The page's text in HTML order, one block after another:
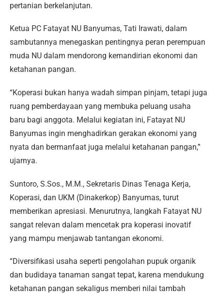
pertanian berkelanjutan.
Ketua PC Fatayat NU Banyumas, Tati Irawati, dalam
sambutannya menegaskan pentingnya peran perempuan
muda NU dalam mendorong kemandirian ekonomi dan
ketahanan pangan.
“Koperasi bukan hanya wadah simpan pinjam, tetapi juga
ruang pemberdayaan yang membuka peluang usaha
baru bagi anggota. Melalui kegiatan ini, Fatayat NU
Banyumas ingin menghadirkan gerakan ekonomi yang
nyata dan bermanfaat juga melalui ketahanan pangan,”
ujarnya.
Suntoro, S.Sos., M.M., Sekretaris Dinas Tenaga Kerja,
Koperasi, dan UKM (Dinakerkop) Banyumas, turut
memberikan apresiasi. Menurutnya, langkah Fatayat NU
sangat relevan dalam mencetak pra koperasi inovatif
yang mampu menjawab tantangan ekonomi.
“Diversifikasi usaha seperti pengolahan pupuk organik
dan budidaya tanaman sangat tepat, karena mendukung
ketahanan pangan sekaligus memberi nilai tambah